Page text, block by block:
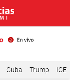
Cuba Trump ICE